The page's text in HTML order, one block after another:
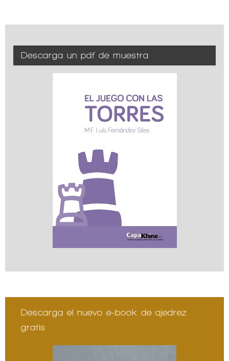
Descarga un pdf de muestra
Descarga el nuevo e-book de ajedrez
gratis